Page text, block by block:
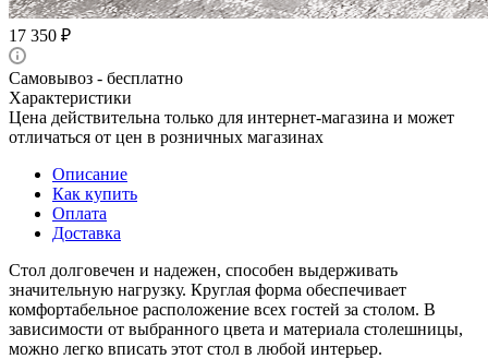
17 350 ₽
Самовывоз - бесплатно
Характеристики
Цена действительна только для интернет-магазина и может
отличаться от цен в розничных магазинах
Описание
Как купить
Оплата
Доставка
Стол долговечен и надежен, способен выдерживать
значительную нагрузку. Круглая форма обеспечивает
комфортабельное расположение всех гостей за столом. В
зависимости от выбранного цвета и материала столешницы,
можно легко вписать этот стол в любой интерьер.